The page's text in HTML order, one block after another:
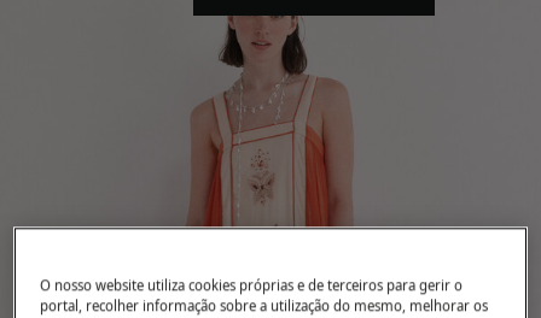
O nosso website utiliza cookies próprias e de terceiros para gerir o
portal, recolher informação sobre a utilização do mesmo, melhorar os